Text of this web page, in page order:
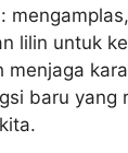
lilin untuk
menjaga
baru yang